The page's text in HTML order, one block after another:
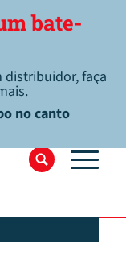
bate-
distribuidor, faça
no canto